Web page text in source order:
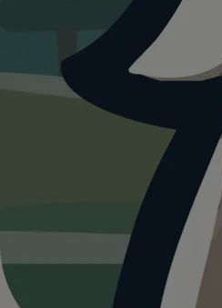
Heute ist ein guter
Hundezone Obere
Parkanlage
21°C und sonnig. Wasser vor
einen Ausflug mit Hund.
OpenWeatherMap
4
1 BEWERTUNG